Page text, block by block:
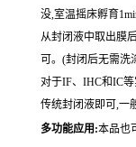
没,室温摇床孵育
从封闭液中取出膜
可。(封闭后无需洗
对于IF、IHC和IC
传统封闭液即可,一
多功能应用:本品也